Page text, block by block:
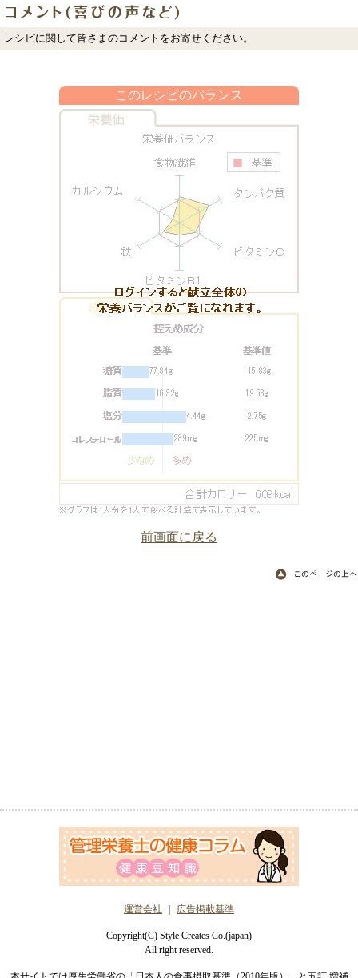
レシピに関して皆さまのコメントをお寄せください。
このレシピのバランス
前画面に戻る
運営会社 広告掲載基準
Copyright(C) Style Creates Co.(japan)
All right reserved.